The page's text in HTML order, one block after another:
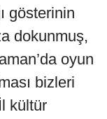
gösterinin
dokunmuş,
oyun
bizleri
kültür